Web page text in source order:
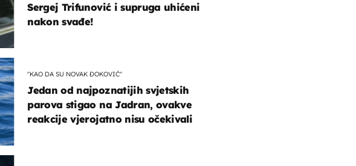
Sergej Trifunović i supruga uhićeni
nakon svađe!
"KAO DA SU NOVAK ĐOKOVIĆ"
Jedan od najpoznatijih svjetskih
parova stigao na Jadran, ovakve
reakcije vjerojatno nisu očekivali